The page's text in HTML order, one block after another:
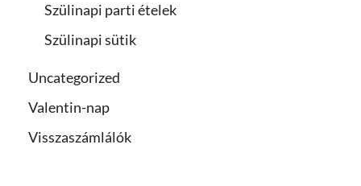
Szülinapi parti ételek
Szülinapi sütik
Uncategorized
Valentin-nap
Visszaszámlálók